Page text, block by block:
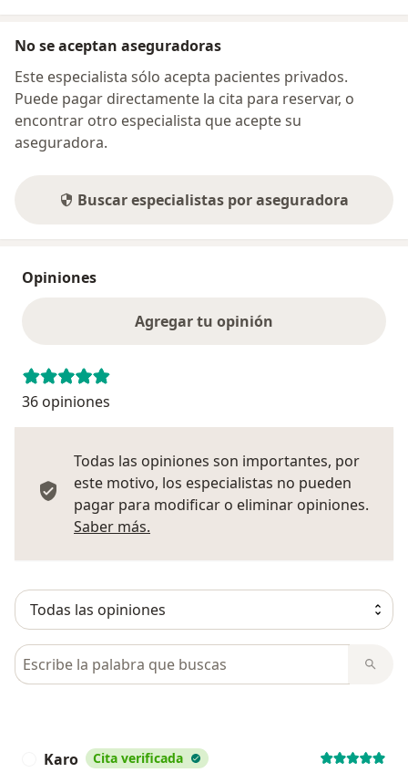
No se aceptan aseguradoras
Este especialista sólo acepta pacientes privados.
Puede pagar directamente la cita para reservar, o
encontrar otro especialista que acepte su
aseguradora.
Buscar especialistas por aseguradora
Opiniones
Agregar tu opinión
36 opiniones
Todas las opiniones son importantes, por
este motivo, los especialistas no pueden
pagar para modificar o eliminar opiniones.
Saber más.
Busca en opiniones
Karo Cita verificada